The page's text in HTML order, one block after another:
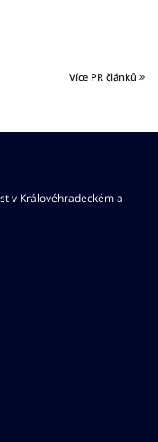
Více PR článků
v Královéhradeckém a